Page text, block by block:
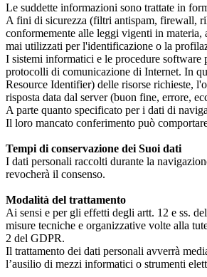
Le suddette informazioni sono trattate in
A fini di sicurezza (filtri antispam, firewall,
conformemente alle leggi vigenti in
mai utilizzati per l'identificazione o la
I sistemi informatici e le procedure software
protocolli di comunicazione di Internet. In
Resource Identifier) delle risorse richieste,
risposta data dal server (buon fine, errore,
A parte quanto specificato per i dati di
Il loro mancato conferimento può
Tempi di conservazione dei Suoi dati
I dati personali raccolti durante la
revocherà il consenso.
Modalità del trattamento
Ai sensi e per gli effetti degli artt. 12 e ss.
misure tecniche e organizzative volte alla
2 del GDPR.
Il trattamento dei dati personali avverrà
l’ausilio di mezzi informatici o strumenti